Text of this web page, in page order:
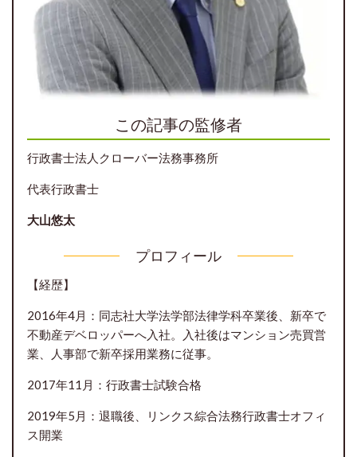
この記事の監修者
行政書士法人クローバー法務事務所
代表行政書士
大山悠太
プロフィール
【経歴】
2016年4月：同志社大学法学部法律学科卒業後、新卒で
不動産デベロッパーへ入社。入社後はマンション売買営
業、人事部で新卒採用業務に従事。
2017年11月：行政書士試験合格
2019年5月：退職後、リンクス綜合法務行政書士オフィ
ス開業